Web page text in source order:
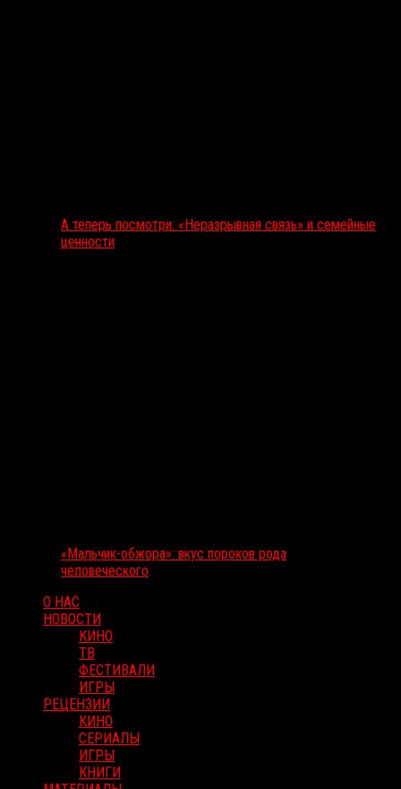
А теперь посмотри: «Неразрывная связь» и семейные
ценности
«Мальчик-обжора»: вкус пороков рода
человеческого
О НАС
НОВОСТИ
КИНО
ТВ
ФЕСТИВАЛИ
ИГРЫ
РЕЦЕНЗИИ
КИНО
СЕРИАЛЫ
ИГРЫ
КНИГИ